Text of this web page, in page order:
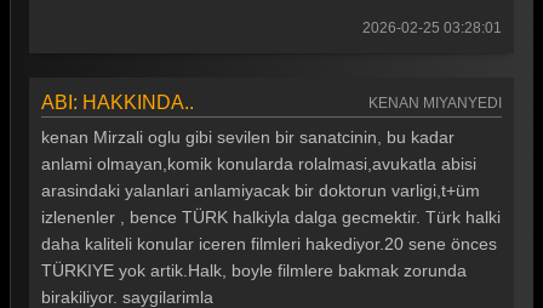
2026-02-25 03:28:01
ABI: HAKKINDA.. KENAN MIYANYEDI
kenan Mirzali oglu gibi sevilen bir sanatcinin, bu kadar
anlami olmayan,komik konularda rolalmasi,avukatla abisi
arasindaki yalanlari anlamiyacak bir doktorun varligi,t+üm
izlenenler , bence TÜRK halkiyla dalga gecmektir. Türk halki
daha kaliteli konular iceren filmleri hakediyor.20 sene önces
TÜRKIYE yok artik.Halk, boyle filmlere bakmak zorunda
birakiliyor. saygilarimla